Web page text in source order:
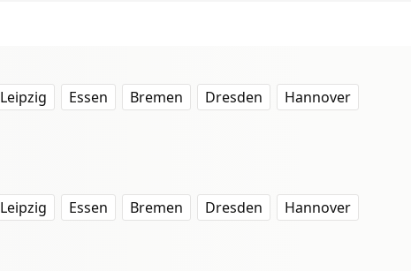
Leipzig Essen Bremen Dresden
Hannover
Leipzig Essen Bremen Dresden
Hannover